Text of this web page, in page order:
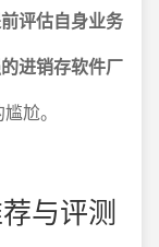
评估自身业务
进销存软件厂
尬。
与评测